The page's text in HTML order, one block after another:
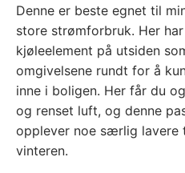
Denne er beste egnet til
store strømforbruk. Her
kjøleelement på utsiden
omgivelsene rundt for å
inne i boligen. Her får du
og renset luft, og denne
opplever noe særlig lavere
vinteren.